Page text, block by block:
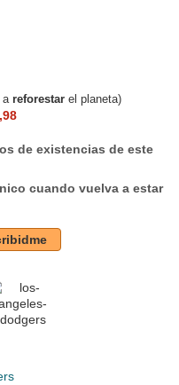
a reforestar el planeta)
de existencias de este
cuando vuelva a estar